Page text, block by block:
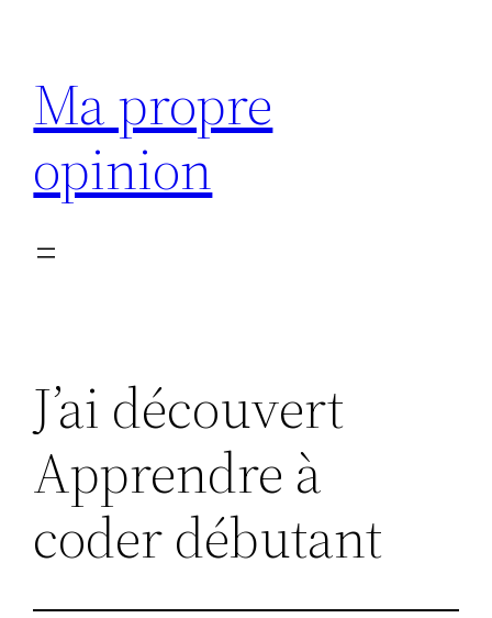
contenu
Ma propre
opinion
J’ai découvert
Apprendre à
coder débutant